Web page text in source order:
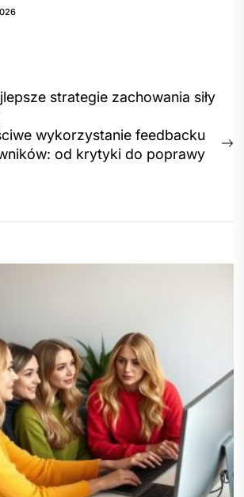
strategie zachowania siły
wykorzystanie feedbacku
od krytyki do poprawy